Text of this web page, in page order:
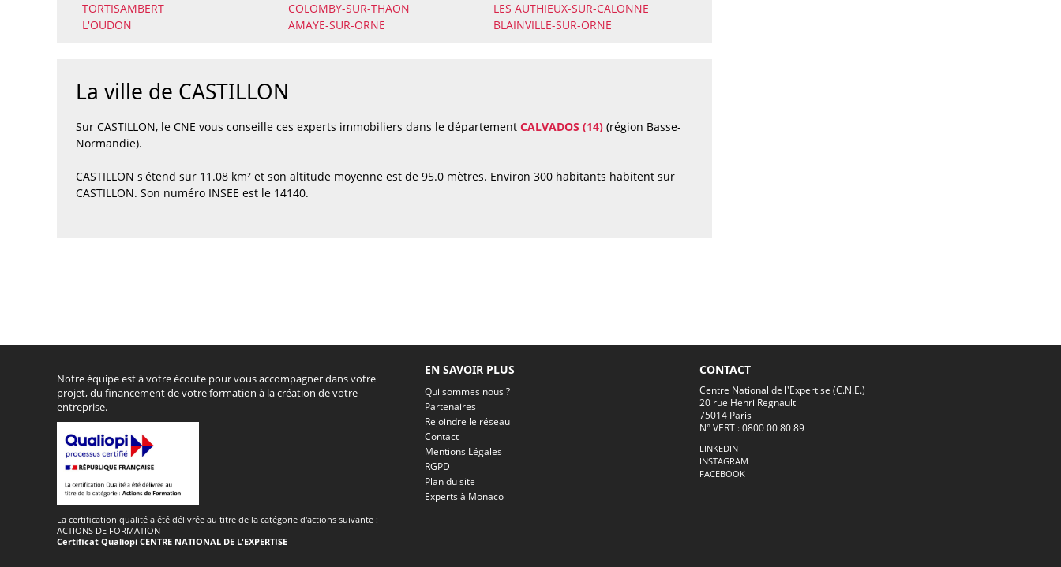
TORTISAMBERT
COLOMBY-SUR-THAON
LES AUTHIEUX-SUR-CALONNE
L'OUDON
AMAYE-SUR-ORNE BLAINVILLE-SUR-ORNE
La ville de CASTILLON
Sur CASTILLON, le CNE vous conseille ces experts immobiliers dans le département CALVADOS (14) (région Basse-
Normandie).
CASTILLON s'étend sur 11.08 km² et son altitude moyenne est de 95.0 mètres. Environ 300 habitants habitent sur
CASTILLON. Son numéro INSEE est le 14140.
Notre équipe est à votre écoute pour vous accompagner dans votre
projet, du financement de votre formation à la création de votre
entreprise.
La certification qualité a été délivrée au titre de la catégorie d'actions suivante :
ACTIONS DE FORMATION
Certificat Qualiopi CENTRE NATIONAL DE L'EXPERTISE
EN SAVOIR PLUS
Qui sommes nous ?
Partenaires
Rejoindre le réseau
Contact
Mentions Légales
RGPD
Plan du site
Experts à Monaco
CONTACT
Centre National de l'Expertise (C.N.E.)
20 rue Henri Regnault
75014 Paris
N° VERT : 0800 00 80 89
LINKEDIN
INSTAGRAM
FACEBOOK